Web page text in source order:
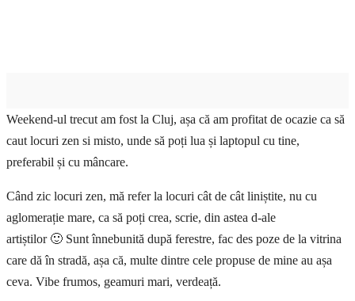
Weekend-ul trecut am fost la Cluj, așa că am profitat de ocazie ca să
caut locuri zen si misto, unde să poți lua și laptopul cu tine,
preferabil și cu mâncare.
Când zic locuri zen, mă refer la locuri cât de cât liniștite, nu cu
aglomerație mare, ca să poți crea, scrie, din astea d-ale
artiștilor 🙂 Sunt înnebunită după ferestre, fac des poze de la vitrina
care dă în stradă, așa că, multe dintre cele propuse de mine au așa
ceva. Vibe frumos, geamuri mari, verdeață.